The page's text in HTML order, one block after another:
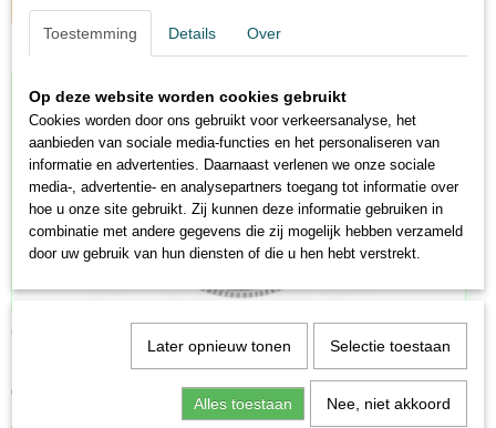
IN WINKELWAGEN
Custom Corvette klok
Super coole " Custom Corvette Clock " Hot Wheels Collector…
€ 26,95
Toestemming Details Over
Op deze website worden cookies gebruikt
Cookies worden door ons gebruikt voor verkeersanalyse, het
aanbieden van sociale media-functies en het personaliseren van
informatie en advertenties. Daarnaast verlenen we onze sociale
media-, advertentie- en analysepartners toegang tot informatie over
hoe u onze site gebruikt. Zij kunnen deze informatie gebruiken in
combinatie met andere gegevens die zij mogelijk hebben verzameld
door uw gebruik van hun diensten of die u hen hebt verstrekt.
Later opnieuw tonen Selectie toestaan
Alles toestaan Nee, niet akkoord